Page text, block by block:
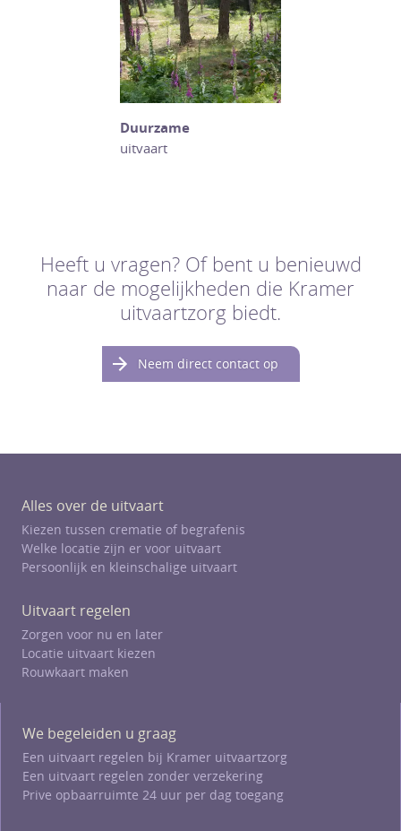
Duurzame
uitvaart
Heeft u vragen? Of bent u benieuwd
naar de mogelijkheden die Kramer
uitvaartzorg biedt.
Neem direct contact op
Alles over de uitvaart
Kiezen tussen crematie of begrafenis
Welke locatie zijn er voor uitvaart
Persoonlijk en kleinschalige uitvaart
Uitvaart regelen
Zorgen voor nu en later
Locatie uitvaart kiezen
Rouwkaart maken
We begeleiden u graag
Een uitvaart regelen bij Kramer uitvaartzorg
Een uitvaart regelen zonder verzekering
Prive opbaarruimte 24 uur per dag toegang